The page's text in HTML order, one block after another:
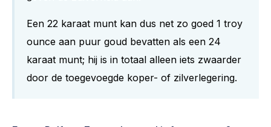
Een 22 karaat munt kan dus net zo goed 1 troy
ounce aan puur goud bevatten als een 24
karaat munt; hij is in totaal alleen iets zwaarder
door de toegevoegde koper- of zilverlegering.